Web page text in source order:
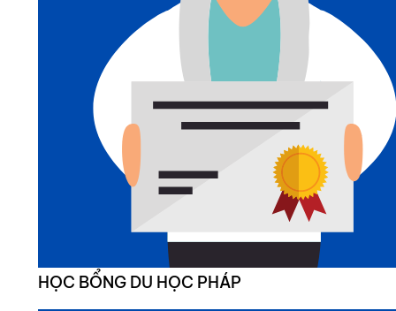
HỌC BỔNG DU HỌC PHÁP